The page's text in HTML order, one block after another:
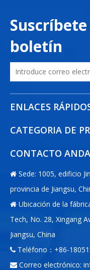
boletín
ENLACES
CATEGORIA DE
CONTACTO ANDA
 Sede: 1005, edificio
provincia de Jiangsu,
 Ubicación de la
Tech, No. 28, Xingang
Jiangsu, China
 Teléfono：+86-
 Correo electrónico: